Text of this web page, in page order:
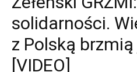
solidarności.
z Polską
[VIDEO]